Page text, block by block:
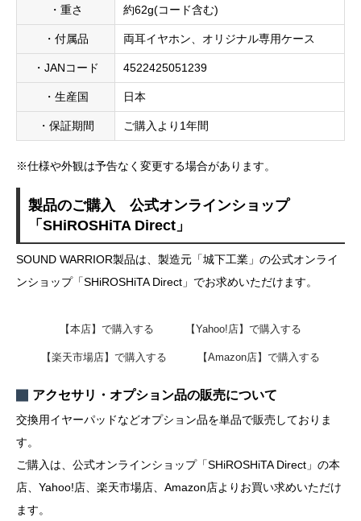
・重さ 約62g(コード含む)
・付属品 両耳イヤホン、オリジナル専用ケース
・JANコード 4522425051239
・生産国 日本
・保証期間 ご購入より1年間
※仕様や外観は予告なく変更する場合があります。
製品のご購入 公式オンラインショップ
「SHiROSHiTA Direct」
SOUND WARRIOR製品は、製造元「城下工業」の公式オンライ
ンショップ「SHiROSHiTA Direct」でお求めいただけます。
【本店】で購入する 【Yahoo!店】で購入する
【楽天市場店】で購入する 【Amazon店】で購入する
アクセサリ・オプション品の販売について
交換用イヤーパッドなどオプション品を単品で販売しておりま
す。
ご購入は、公式オンラインショップ「SHiROSHiTA Direct」の本
店、Yahoo!店、楽天市場店、Amazon店よりお買い求めいただけ
ます。